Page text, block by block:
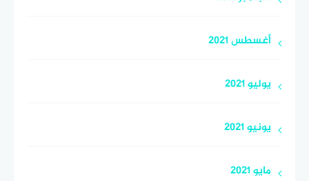
أغسطس 2021
يوليو 2021
يونيو 2021
مايو 2021